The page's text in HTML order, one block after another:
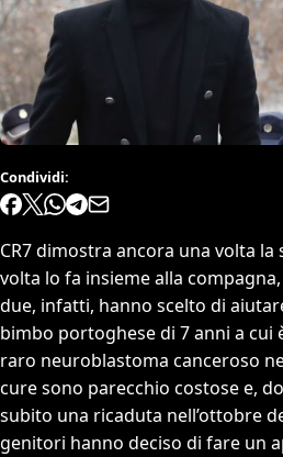
Condividi:
CR7 dimostra ancora una volta
volta lo fa insieme alla
due, infatti, hanno scelto di
bimbo portoghese di 7 anni a cui
raro neuroblastoma canceroso
cure sono parecchio costose e,
subito una ricaduta nell’ottobre
genitori hanno deciso di fare un